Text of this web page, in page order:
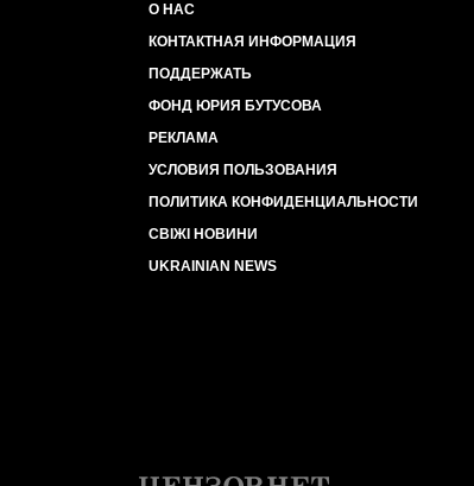
О НАС
КОНТАКТНАЯ ИНФОРМАЦИЯ
ПОДДЕРЖАТЬ
ФОНД ЮРИЯ БУТУСОВА
РЕКЛАМА
УСЛОВИЯ ПОЛЬЗОВАНИЯ
ПОЛИТИКА КОНФИДЕНЦИАЛЬНОСТИ
СВІЖІ НОВИНИ
UKRAINIAN NEWS